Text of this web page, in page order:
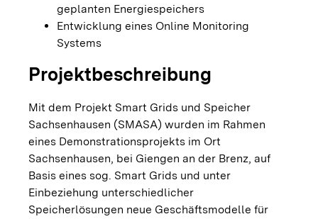
geplanten Energiespeichers
Entwicklung eines Online Monitoring
Systems
Projektbeschreibung
Mit dem Projekt Smart Grids und Speicher
Sachsenhausen (SMASA) wurden im Rahmen
eines Demonstrationsprojekts im Ort
Sachsenhausen, bei Giengen an der Brenz, auf
Basis eines sog. Smart Grids und unter
Einbeziehung unterschiedlicher
Speicherlösungen neue Geschäftsmodelle für